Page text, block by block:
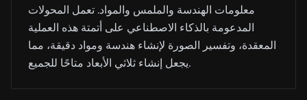
معلومات الهندسة والملمس والمواد. تعمل المحولات
المدعومة بالذكاء الاصطناعي على أتمتة هذه العملية
المعقدة، وتفسير الصورة لإنشاء هندسة ومواد دقيقة، مما
يجعل إنشاء ثلاثي الأبعاد متاحًا للجميع.